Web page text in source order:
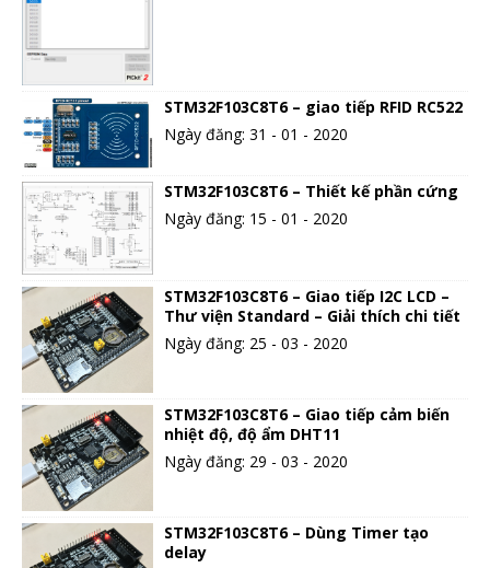
STM32F103C8T6 – giao tiếp RFID RC522
Ngày đăng: 31 - 01 - 2020
STM32F103C8T6 – Thiết kế phần cứng
Ngày đăng: 15 - 01 - 2020
STM32F103C8T6 – Giao tiếp I2C LCD –
Thư viện Standard – Giải thích chi tiết
Ngày đăng: 25 - 03 - 2020
STM32F103C8T6 – Giao tiếp cảm biến
nhiệt độ, độ ẩm DHT11
Ngày đăng: 29 - 03 - 2020
STM32F103C8T6 – Dùng Timer tạo
delay